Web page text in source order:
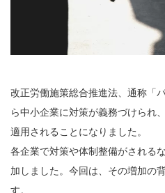
改正労働施策総合推進法、通称「
ら中小企業に対策が義務づけられ
適用されることになりました。
各企業で対策や体制整備がされる
加しました。今回は、その増加の
す。